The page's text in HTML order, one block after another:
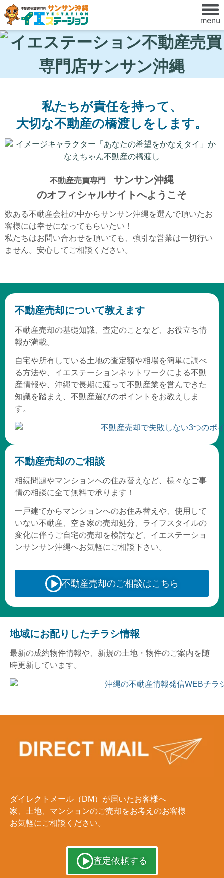
私たちが責任を持って、
大切な不動産の橋渡しをします。
不動産売買専門
サンサン沖縄
のオフィシャルサイトへようこそ
数ある不動産会社の中からサンサン沖縄を選んで頂いたお
客様には幸せになってもらいたい！
私たちはお問い合わせを頂いても、強引な営業は一切行い
ません。安心してご相談ください。
不動産売却について教えます
不動産売却の基礎知識、査定のことなど、お役立ち情
報が満載。
自宅や所有している土地の査定額や相場を簡単に調べ
る方法や、イエステーションネットワークによる不動
産情報や、沖縄で長期に渡って不動産業を営んできた
知識を踏まえ、不動産選びのポイントをお教えしま
す。
不動産売却のご相談
相続問題やマンションへの住み替えなど、様々なご事
情の相談に全て無料で承ります！
一戸建てからマンションへのお住み替えや、使用して
いない不動産、空き家の売却処分、ライフスタイルの
変化に伴うご自宅の売却を検討など、イエステーショ
ンサンサン沖縄へお気軽にご相談下さい。
不動産売却のご相談はこちら
地域にお配りしたチラシ情報
最新の成約物件情報や、新規の土地・物件のご案内を随
時更新しています。
ダイレクトメール（DM）が届いたお客様へ
家、土地、マンションのご売却をお考えのお客様
お気軽にご相談ください。
査定依頼する